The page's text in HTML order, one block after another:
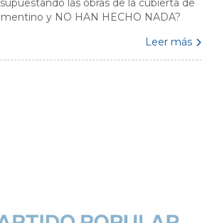
las obras de la cubierta de
y NO HAN HECHO NADA?
Leer más